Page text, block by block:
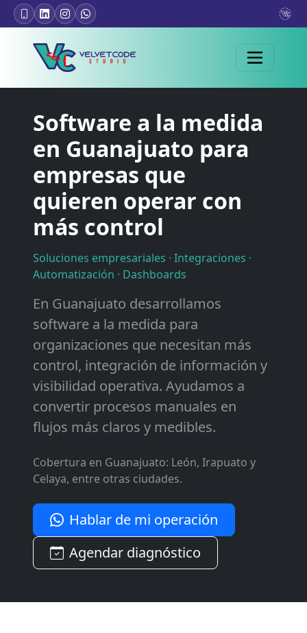
Software a la medida
en Guanajuato para
empresas que
quieren operar con
más control
Soluciones empresariales · Integraciones ·
Automatización · Dashboards
En Guanajuato desarrollamos
software a la medida para
organizaciones que necesitan más
control, integración de información y
visibilidad operativa. Ayudamos a
convertir procesos manuales en
flujos más claros y medibles.
Cobertura en Guanajuato: León, Irapuato y
Celaya, entre otras ciudades.
Hablar de mi operación
Agendar diagnóstico